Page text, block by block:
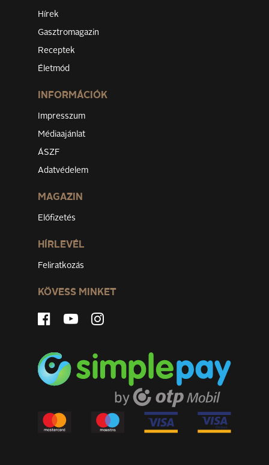
Hírek
Gasztromagazin
Receptek
Életmód
INFORMÁCIÓK
Impresszum
Médiaajánlat
ÁSZF
Adatvédelem
MAGAZIN
Előfizetés
HÍRLEVÉL
Feliratkozás
KÖVESS MINKET